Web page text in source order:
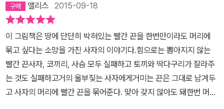
앨리스 2015-09-18
이 그림책은 땅에 단단히 박혀있는 빨간 끈을 한번만이라도 머리에
묶고 싶다는 소망을 가진 사자의 이야기다.힘으로는 뽑아지지 않는
빨간 끈사자, 코끼리, 사슴 모두 실패하고 토끼와 딱다구리가 잘라주
는 것도 실패하고거의 울부짖는 사자에게거미는 끈은 그대로 남겨두
고 사자의 머리에 빨간 끈을 묶어준다. 맞아 갖지 않아도 돼한번 머리